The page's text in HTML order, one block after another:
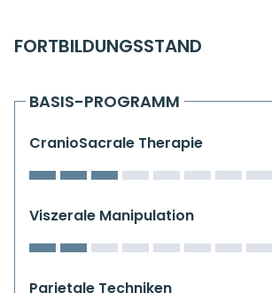
FORTBILDUNGSSTAND
BASIS-PROGRAMM
CranioSacrale Therapie
Viszerale Manipulation
Parietale Techniken